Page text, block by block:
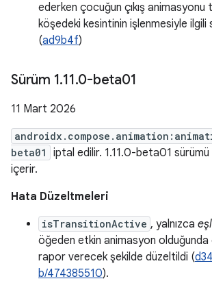
ederken çocuğun çıkış animasyonu
köşedeki kesintinin işlenmesiyle ilgili
(ad9b4f)
Sürüm 1.11.0-beta01
11 Mart 2026
beta01
iptal edilir. 1.11.0-beta01 sürümü
içerir.
Hata Düzeltmeleri
isTransitionActive , yalnızca
öğeden etkin animasyon
rapor verecek şekilde düzeltildi (
b/474385510).